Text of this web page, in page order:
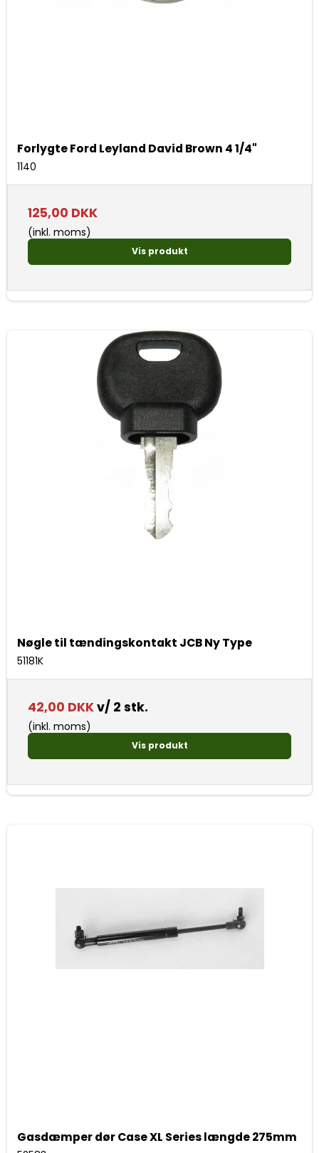
Forlygte Ford Leyland David Brown 4 1/4"
1140
125,00 DKK
(inkl. moms)
Vis produkt
Nøgle til tændingskontakt JCB Ny Type
51181K
42,00 DKKv/ 2 stk.
(inkl. moms)
Vis produkt
Gasdæmper dør Case XL Series længde 275mm